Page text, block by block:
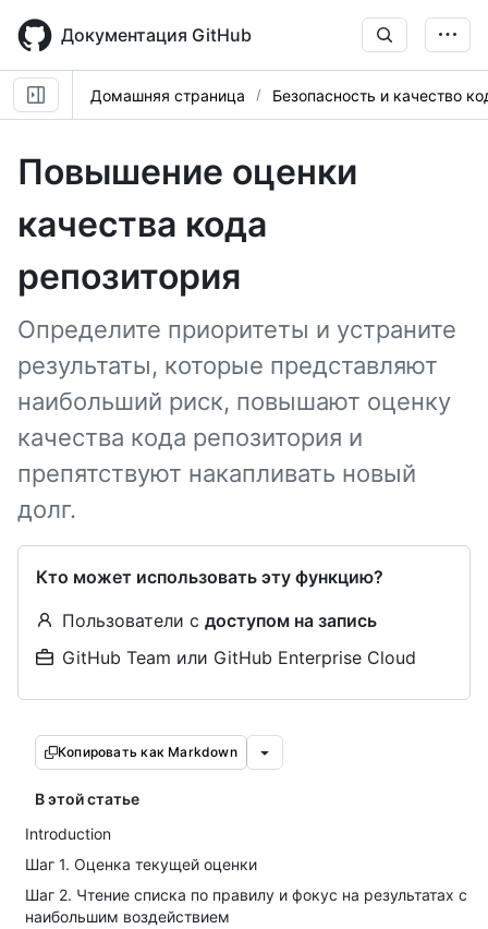
main
content
Документация GitHub
Домашняя страница Безопасность и качество
Повышение оценки
качества кода
репозитория
Определите приоритеты и устраните
результаты, которые представляют
наибольший риск, повышают оценку
качества кода репозитория и
препятствуют накапливать новый
долг.
Кто может использовать эту функцию?
Пользователи с доступом на запись
GitHub Team или GitHub Enterprise Cloud
Копировать как Markdown
В этой статье
Introduction
Шаг 1. Оценка текущей оценки
Шаг 2. Чтение списка по правилу и фокус на результатах с
наибольшим воздействием